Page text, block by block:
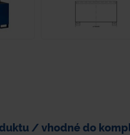
/ vhodné do